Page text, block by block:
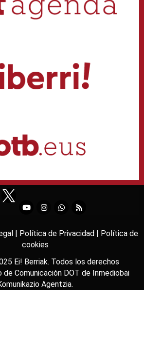
| Política de Privacidad |
Política de
cookies
Ei! Berriak. Todos los derechos
de Comunicación DOT de Inmediobai
Agentzia.